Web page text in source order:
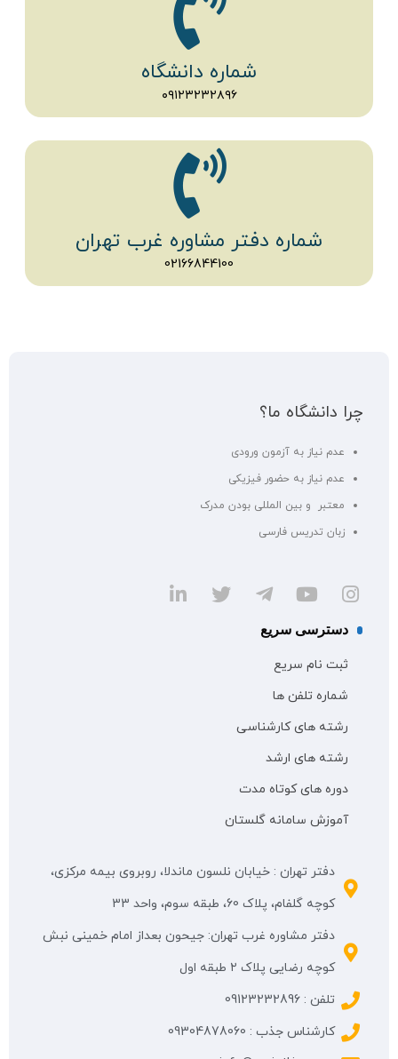
شماره دانشگاه
۰۹۱۲۳۲۳۲۸۹۶
شماره دفتر مشاوره غرب تهران
02166844100
چرا دانشگاه ما؟
عدم نیاز به آزمون ورودی
عدم نیاز به حضور فیزیکی
معتبر و بین المللی بودن مدرک
زبان تدریس فارسی
دسترسی سریع
ثبت نام سریع
شماره تلفن ها
رشته های کارشناسی
رشته های ارشد
دوره های کوتاه مدت
آموزش سامانه گلستان
دفتر تهران : خیابان نلسون ماندلا، روبروی بیمه مرکزی،
کوچه گلفام، پلاک 60، طبقه سوم، واحد 33
دفتر مشاوره غرب تهران: جیحون بعداز امام خمینی نبش
کوچه رضایی پلاک ۲ طبقه اول
تلفن : 09123232896
کارشناس جذب : 09304878060